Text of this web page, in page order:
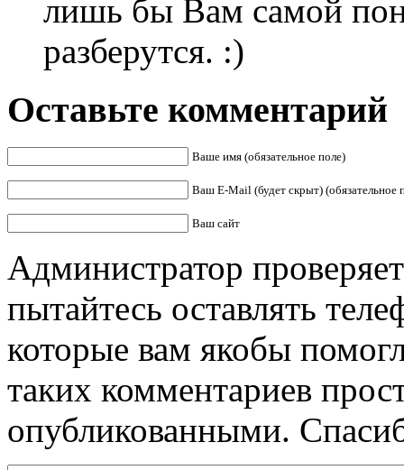
лишь бы Вам самой
разберутся. :)
Оставьте комментарий
Ваше имя (обязательное поле)
Ваш Е-Mail (будет скрыт) (обязательное
Ваш сайт
Администратор
пытайтесь оставлять
которые вам якобы
таких комментариев
опубликованными.